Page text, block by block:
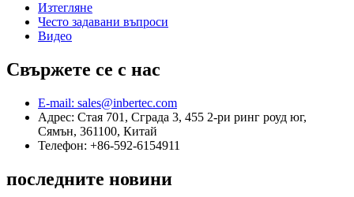
Изтегляне
Често задавани въпроси
Видео
Свържете се с нас
E-mail: sales@inbertec.com
Адрес: Стая 701, Сграда 3, 455 2-ри ринг роуд юг,
Сямън, 361100, Китай
Телефон: +86-592-6154911
последните новини